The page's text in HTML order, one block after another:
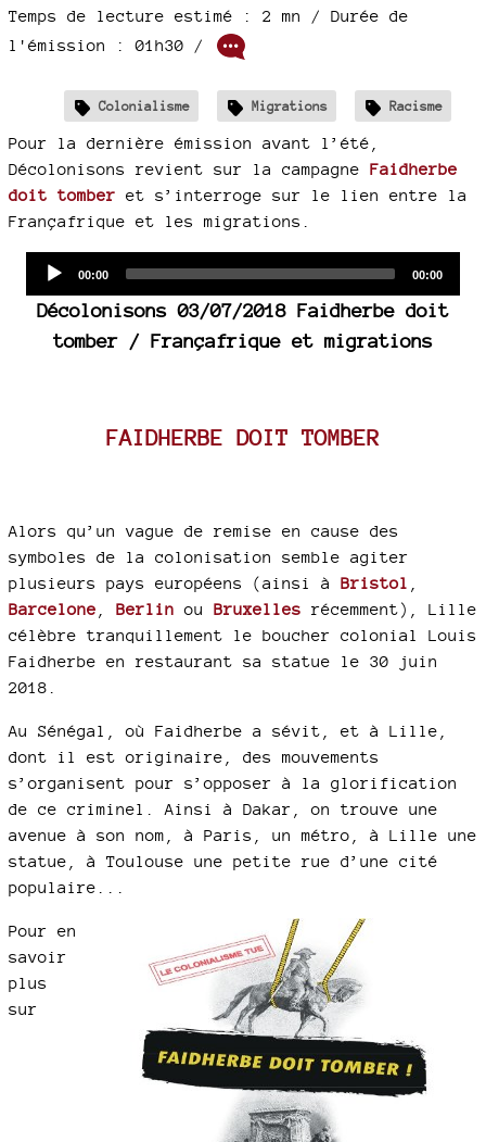
Temps de lecture estimé : 2 mn / Durée de
l'émission : 01h30 /
Colonialisme Migrations Racisme
Pour la dernière émission avant l’été,
Décolonisons revient sur la campagne Faidherbe
doit tomber et s’interroge sur le lien entre la
Françafrique et les migrations.
Current
00:00
Total
00:00
Décolonisons 03/07/2018 Faidherbe doit
tomber / Françafrique et migrations
FAIDHERBE DOIT TOMBER
Alors qu’un vague de remise en cause des
symboles de la colonisation semble agiter
plusieurs pays européens (ainsi à Bristol
Barcelone
Berlin ou Bruxelles récemment), Lille
célèbre tranquillement le boucher colonial Louis
Faidherbe en restaurant sa statue le 30 juin
2018.
Au Sénégal, où Faidherbe a sévit, et à Lille,
dont il est originaire, des mouvements
s’organisent pour s’opposer à la glorification
de ce criminel. Ainsi à Dakar, on trouve une
avenue à son nom, à Paris, un métro, à Lille une
statue, à Toulouse une petite rue d’une cité
populaire...
Pour en
savoir
plus
sur